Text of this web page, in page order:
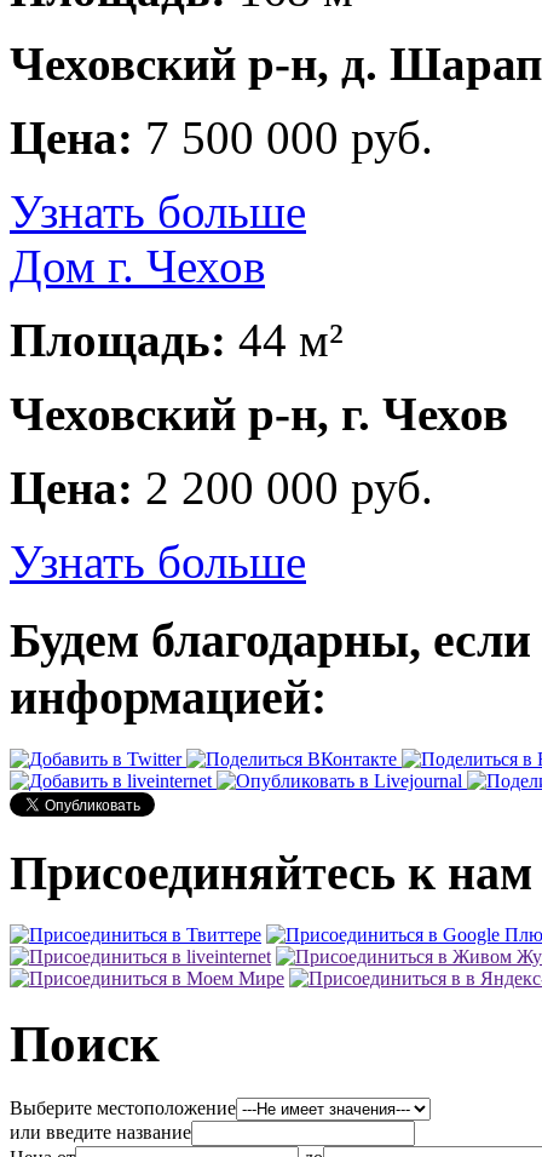
Чеховский р-н, д.
Цена: 7 500 000 руб.
Узнать больше
Дом г. Чехов
Площадь: 44 м²
Чеховский р-н, г. Чехов
Цена: 2 200 000 руб.
Узнать больше
Будем благодарны,
информацией:
Присоединяйтесь к нам
Поиск
Выберите местоположение
или введите название